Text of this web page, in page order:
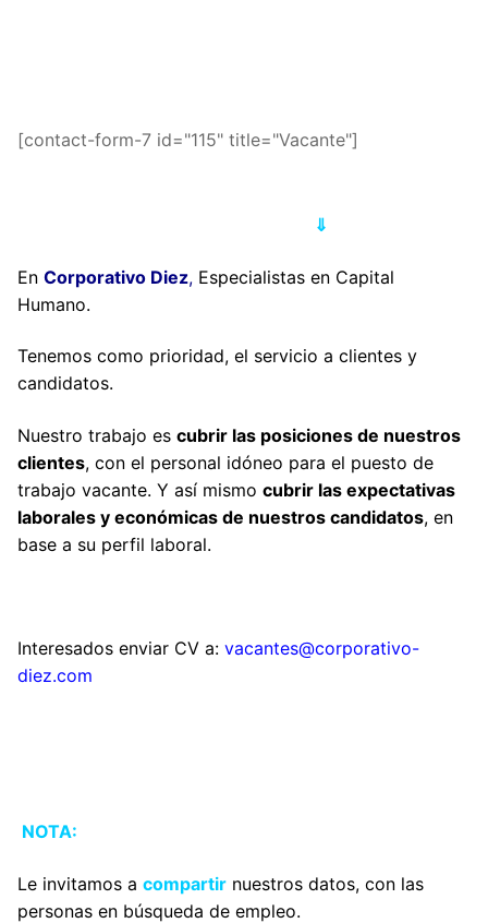
[contact-form-7 id="115" title="Vacante"]
⇓
En Corporativo Diez, Especialistas en Capital
Humano.
Tenemos como prioridad, el servicio a clientes y
candidatos.
Nuestro trabajo es cubrir las posiciones de nuestros
clientes, con el personal idóneo para el puesto de
trabajo vacante. Y así mismo cubrir las expectativas
laborales y económicas de nuestros candidatos, en
base a su perfil laboral.
Interesados enviar CV a: vacantes@corporativo-
diez.com
NOTA:
Le invitamos a compartir nuestros datos, con las
personas en búsqueda de empleo.